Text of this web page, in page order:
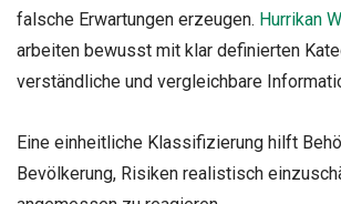
falsche Erwartungen erzeugen. Hurrikan
arbeiten bewusst mit klar definierten
verständliche und vergleichbare
Eine einheitliche Klassifizierung hilft
Bevölkerung, Risiken realistisch